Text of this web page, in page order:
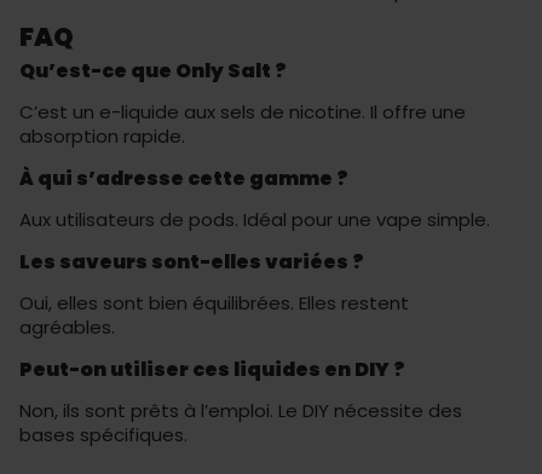
FAQ
Qu’est-ce que Only Salt ?
C’est un e-liquide aux sels de nicotine. Il offre une
absorption rapide.
À qui s’adresse cette gamme ?
Aux utilisateurs de pods. Idéal pour une vape simple.
Les saveurs sont-elles variées ?
Oui, elles sont bien équilibrées. Elles restent
agréables.
Peut-on utiliser ces liquides en DIY ?
Non, ils sont prêts à l’emploi. Le DIY nécessite des
bases spécifiques.